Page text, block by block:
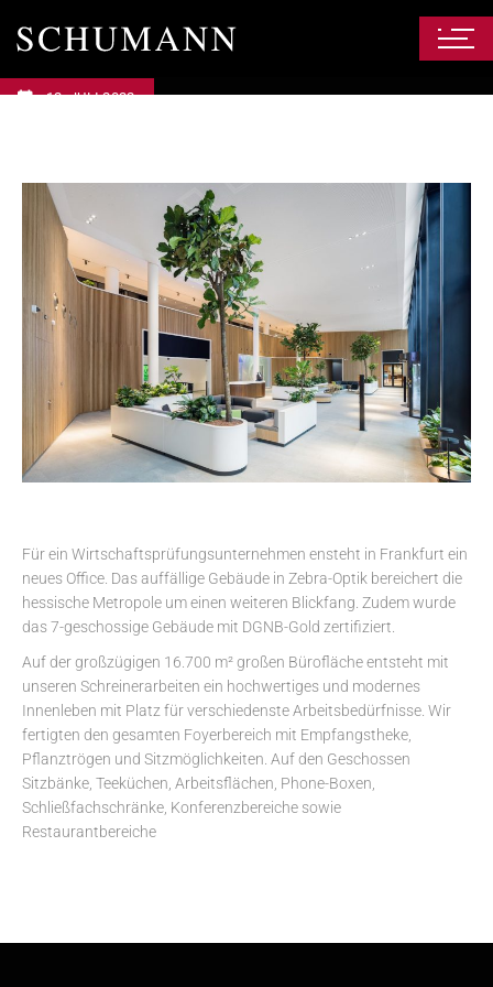
12. JULI 2022
Für ein Wirtschaftsprüfungsunternehmen ensteht in Frankfurt ein
neues Office. Das auffällige Gebäude in Zebra-Optik bereichert die
hessische Metropole um einen weiteren Blickfang. Zudem wurde
das 7-geschossige Gebäude mit DGNB-Gold zertifiziert.
Auf der großzügigen 16.700 m² großen Bürofläche entsteht mit
unseren Schreinerarbeiten ein hochwertiges und modernes
Innenleben mit Platz für verschiedenste Arbeitsbedürfnisse. Wir
fertigten den gesamten Foyerbereich mit Empfangstheke,
Pflanztrögen und Sitzmöglichkeiten. Auf den Geschossen
Sitzbänke, Teeküchen, Arbeitsflächen, Phone-Boxen,
Schließfachschränke, Konferenzbereiche sowie
Restaurantbereiche